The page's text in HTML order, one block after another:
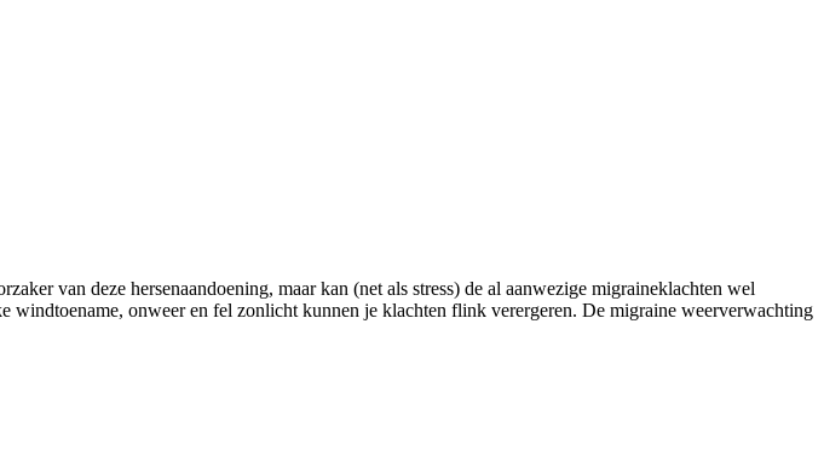
van deze hersenaandoening, maar kan (net als stress) de al aanwezige migraineklachten wel
onweer en fel zonlicht kunnen je klachten flink verergeren. De migraine weerverwachting